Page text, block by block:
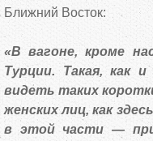
Ближний Восток:
«В вагоне, кроме
Турции. Такая, как
видеть таких
женских лиц, как
в этой части —